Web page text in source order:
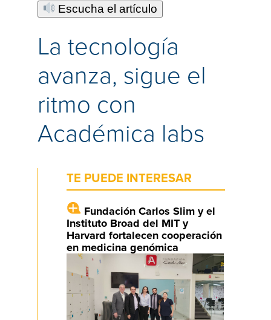
Escucha el artículo
La tecnología
avanza, sigue el
ritmo con
Académica labs
TE PUEDE INTERESAR
Fundación Carlos Slim y el
Instituto Broad del MIT y
Harvard fortalecen cooperación
en medicina genómica